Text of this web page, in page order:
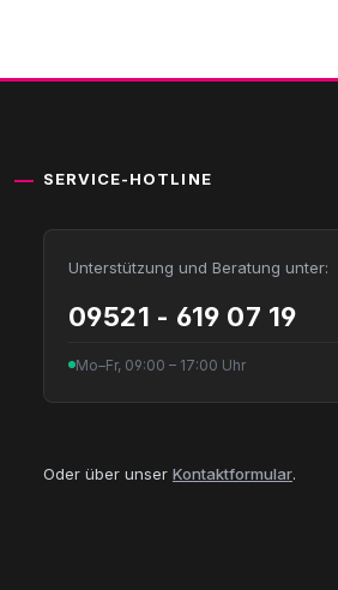
SERVICE-HOTLINE
Unterstützung und Beratung unter:
09521 - 619 07 19
Mo–Fr, 09:00 – 17:00 Uhr
Oder über unser Kontaktformular.